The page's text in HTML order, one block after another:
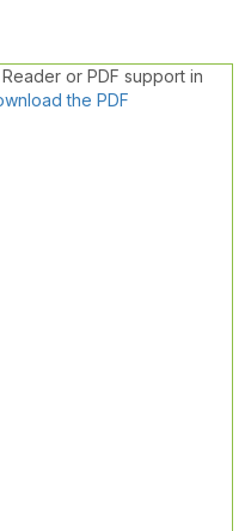
or PDF support in
the PDF